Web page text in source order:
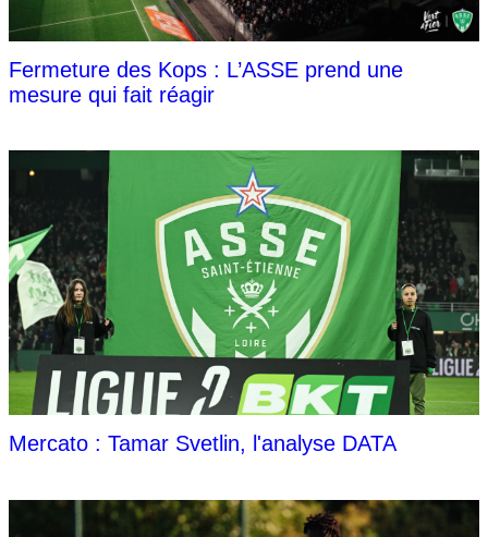
Fermeture des Kops : L’ASSE prend une
mesure qui fait réagir
Mercato : Tamar Svetlin, l'analyse DATA